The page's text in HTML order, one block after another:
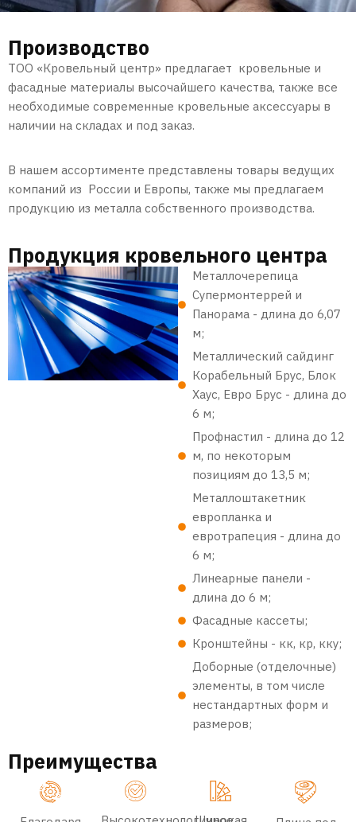
Производство
ТОО «Кровельный центр» предлагает кровельные и
фасадные материалы высочайшего качества, также все
необходимые современные кровельные аксессуары в
наличии на складах и под заказ.
В нашем ассортименте представлены товары ведущих
компаний из России и Европы, также мы предлагаем
продукцию из металла собственного производства.
Продукция кровельного центра
Металлочерепица
Супермонтеррей и
Панорама - длина до 6,07
м;
Металлический сайдинг
Корабельный Брус, Блок
Хаус, Евро Брус - длина до
6 м;
Профнастил - длина до 12
м, по некоторым
позициям до 13,5 м;
Металлоштакетник
европланка и
евротрапеция - длина до
6 м;
Линеарные панели -
длина до 6 м;
Фасадные кассеты;
Кронштейны - кк, кр, кку;
Доборные (отделочные)
элементы, в том числе
нестандартных форм и
размеров;
Преимущества